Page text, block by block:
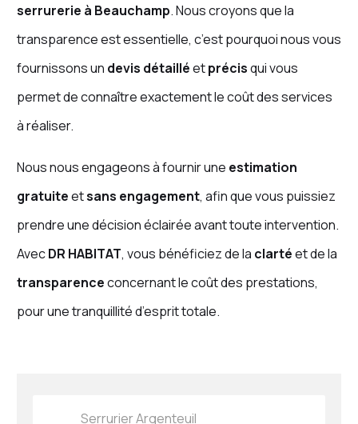
serrurerie à Beauchamp. Nous croyons que la
transparence est essentielle, c’est pourquoi nous vous
fournissons un devis détailléetprécisqui vous
permet de connaître exactement le coût des services
à réaliser.
Nous nous engageons à fournir une estimation
gratuiteetsans engagement, afin que vous puissiez
prendre une décision éclairée avant toute intervention.
AvecDR HABITAT, vous bénéficiez de la clartéet de la
transparenceconcernant le coût des prestations,
pour une tranquillité d’esprit totale.
Serrurier Argenteuil